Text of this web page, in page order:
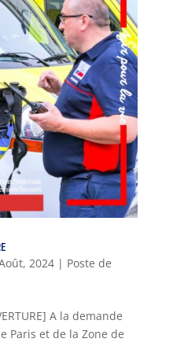
2024| Poste de
A la demande
Paris et de la Zone de